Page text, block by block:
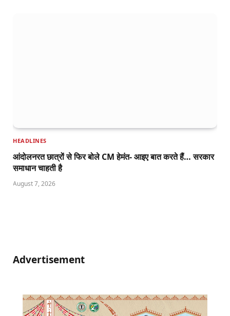
HEADLINES
आंदोलनरत छात्रों से फिर बोले CM हेमंत- आइए बात करते हैं… सरकार
समाधान चाहती है
August 7, 2026
Advertisement